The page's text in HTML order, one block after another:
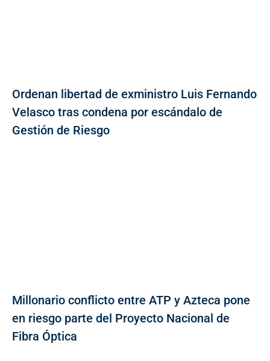
Ordenan libertad de exministro Luis Fernando
Velasco tras condena por escándalo de
Gestión de Riesgo
Millonario conflicto entre ATP y Azteca pone
en riesgo parte del Proyecto Nacional de
Fibra Óptica